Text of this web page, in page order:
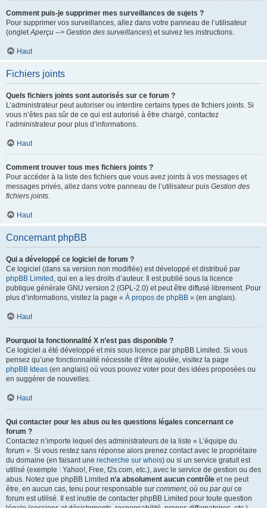
Comment puis-je supprimer mes surveillances de sujets ?
Pour supprimer vos surveillances, allez dans votre panneau de l’utilisateur
(ongletAperçu --> Gestion des surveillances) et suivez les instructions.
Haut
Fichiers joints
Quels fichiers joints sont autorisés sur ce forum ?
L’administrateur peut autoriser ou interdire certains types de fichiers joints. Si
vous n’êtes pas sûr de ce qui est autorisé à être chargé, contactez
l’administrateur pour plus d’informations.
Haut
Comment trouver tous mes fichiers joints ?
Pour accéder à la liste des fichiers que vous avez joints à vos messages et
messages privés, allez dans votre panneau de l’utilisateur puis Gestion des
fichiers joints.
Haut
Concernant phpBB
Qui a développé ce logiciel de forum ?
Ce logiciel (dans sa version non modifiée) est développé et distribué par
phpBB Limited , qui en a les droits d’auteur. Il est publié sous la licence
publique générale GNU version 2 (GPL-2.0) et peut être diffusé librement. Pour
plus d’informations, visitez la page « À propos de phpBB » (en anglais).
Haut
Pourquoi la fonctionnalité X n’est pas disponible ?
Ce logiciel a été développé et mis sous licence par phpBB Limited. Si vous
pensez qu’une fonctionnalité nécessite d’être ajoutée, visitez la page
phpBB Ideas (en anglais) où vous pouvez voter pour des idées proposées ou
en suggérer de nouvelles.
Haut
Qui contacter pour les abus ou les questions légales concernant ce
forum ?
Contactez n’importe lequel des administrateurs de la liste « L’équipe du
forum ». Si vous restez sans réponse alors prenez contact avec le propriétaire
du domaine (en faisant une recherche sur whois) ou si un service gratuit est
utilisé (exemple : Yahoo!, Free, f2s.com, etc.), avec le service de gestion ou des
abus. Notez que phpBB Limited n’a absolument aucun contrôle et ne peut
être, en aucun cas, tenu pour responsable sur comment, où ou par qui ce
forum est utilisé. Il est inutile de contacter phpBB Limited pour toute question